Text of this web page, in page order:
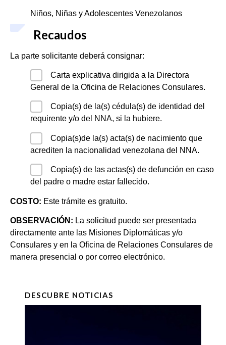
Niños, Niñas y Adolescentes Venezolanos
Recaudos
La parte solicitante deberá consignar:
Carta explicativa dirigida a la Directora
General de la Oficina de Relaciones Consulares.
Copia(s) de la(s) cédula(s) de identidad del
requirente y/o del NNA, si la hubiere.
Copia(s)de la(s) acta(s) de nacimiento que
acrediten la nacionalidad venezolana del NNA.
Copia(s) de las actas(s) de defunción en caso
del padre o madre estar fallecido.
COSTO: Este trámite es gratuito.
OBSERVACIÓN: La solicitud puede ser presentada
directamente ante las Misiones Diplomáticas y/o
Consulares y en la Oficina de Relaciones Consulares de
manera presencial o por correo electrónico.
DESCUBRE NOTICIAS